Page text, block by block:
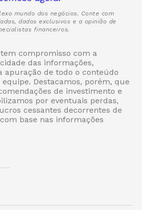
mundo dos negócios. Conte com
dados exclusivos e a opinião de
financeiros.
compromisso com a
das informações,
apuração de todo o conteúdo
Destacamos, porém, que
de investimento e
por eventuais perdas,
cessantes decorrentes de
base nas informações